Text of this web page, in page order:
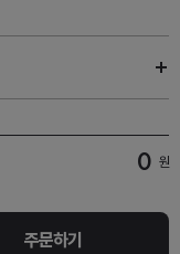
0 원
주문하기